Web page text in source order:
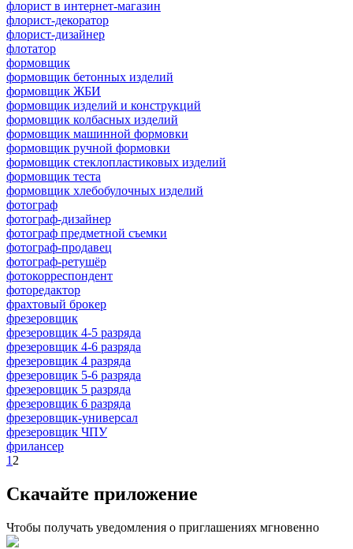
флорист в интернет-магазин
флорист-декоратор
флорист-дизайнер
флотатор
формовщик
формовщик бетонных изделий
формовщик ЖБИ
формовщик изделий и конструкций
формовщик колбасных изделий
формовщик машинной формовки
формовщик ручной формовки
формовщик стеклопластиковых изделий
формовщик теста
формовщик хлебобулочных изделий
фотограф
фотограф-дизайнер
фотограф предметной съемки
фотограф-продавец
фотограф-ретушёр
фотокорреспондент
фоторедактор
фрахтовый брокер
фрезеровщик
фрезеровщик 4-5 разряда
фрезеровщик 4-6 разряда
фрезеровщик 4 разряда
фрезеровщик 5-6 разряда
фрезеровщик 5 разряда
фрезеровщик 6 разряда
фрезеровщик-универсал
фрезеровщик ЧПУ
фрилансер
1 2
Скачайте приложение
Чтобы получать уведомления о приглашениях мгновенно